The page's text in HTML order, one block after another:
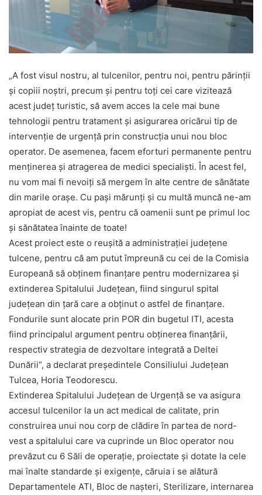
„A fost visul nostru, al tulcenilor, pentru noi, pentru părinții
și copiii noștri, precum și pentru toți cei care vizitează
acest județ turistic, să avem acces la cele mai bune
tehnologii pentru tratament și asigurarea oricărui tip de
intervenție de urgență prin construcția unui nou bloc
operator. De asemenea, facem eforturi permanente pentru
menținerea și atragerea de medici specialiști. În acest fel,
nu vom mai fi nevoiți să mergem în alte centre de sănătate
din marile orașe. Cu pași mărunți și cu multă muncă ne-am
apropiat de acest vis, pentru că oamenii sunt pe primul loc
și sănătatea înainte de toate!
Acest proiect este o reușită a administrației județene
tulcene, pentru că am putut împreună cu cei de la Comisia
Europeană să obținem finanțare pentru modernizarea și
extinderea Spitalului Județean, fiind singurul spital
județean din țară care a obținut o astfel de finanțare.
Fondurile sunt alocate prin POR din bugetul ITI, acesta
fiind principalul argument pentru obținerea finanțării,
respectiv strategia de dezvoltare integrată a Deltei
Dunării“, a declarat președintele Consiliului Județean
Tulcea, Horia Teodorescu.
Extinderea Spitalului Județean de Urgență se va asigura
accesul tulcenilor la un act medical de calitate, prin
construirea unui nou corp de clădire în partea de nord-
vest a spitalului care va cuprinde un Bloc operator nou
prevăzut cu 6 Săli de operație, proiectate și dotate la cele
mai înalte standarde și exigențe, căruia i se alătură
Departamentele ATI, Bloc de nașteri, Sterilizare, internarea